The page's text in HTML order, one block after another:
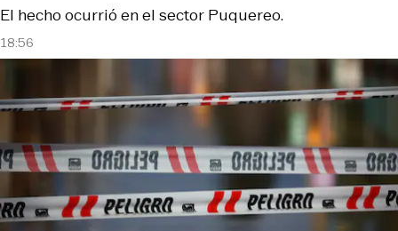
18:56
El hecho ocurrió en el sector Puquereo.